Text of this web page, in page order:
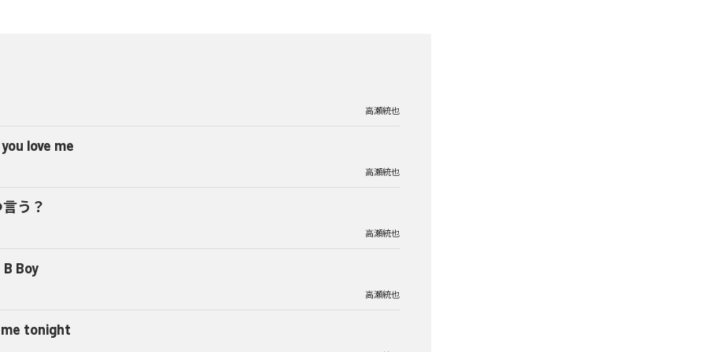
高瀬統也
love me
高瀬統也
う？
高瀬統也
Boy
高瀬統也
tonight